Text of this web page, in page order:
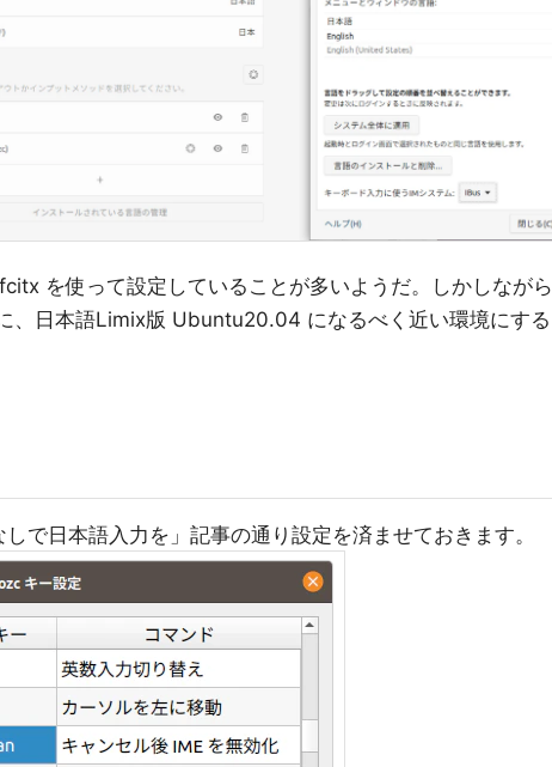
を使って設定していることが多いようだ。しかしながら
、日本語Limix版 Ubuntu20.04 になるべく近い環境にする
で日本語入力を」記事の通り設定を済ませておきます。